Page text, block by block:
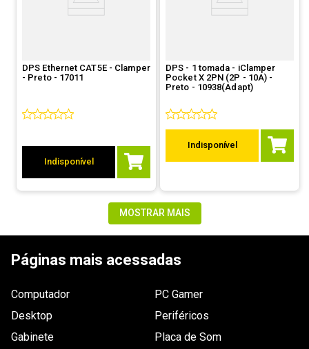
DPS Ethernet CAT5E - Clamper
- Preto - 17011
Indisponível
DPS - 1 tomada - iClamper
Pocket X 2PN (2P - 10A) -
Preto - 10938(Adapt)
Indisponível
MOSTRAR MAIS
Páginas mais acessadas
Computador
Desktop
Gabinete
PC Gamer
Periféricos
Placa de Som